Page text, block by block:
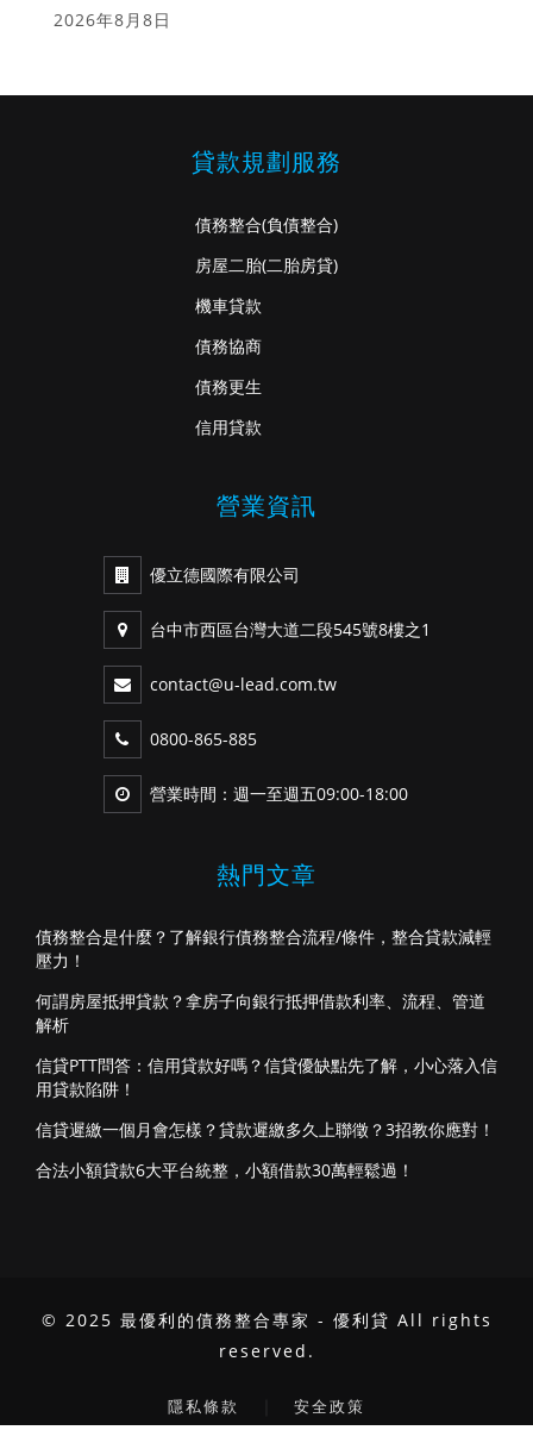
2026年8月8日
貸款規劃服務
債務整合(負債整合)
房屋二胎(二胎房貸)
機車貸款
債務協商
債務更生
信用貸款
營業資訊
優立德國際有限公司
台中市西區台灣大道二段545號8樓之1
contact@u-lead.com.tw
0800-865-885
營業時間：週一至週五09:00-18:00
熱門文章
債務整合是什麼？了解銀行債務整合流程/條件，整合貸款減輕
壓力！
何謂房屋抵押貸款？拿房子向銀行抵押借款利率、流程、管道
解析
信貸PTT問答：信用貸款好嗎？信貸優缺點先了解，小心落入信
用貸款陷阱！
信貸遲繳一個月會怎樣？貸款遲繳多久上聯徵？3招教你應對！
合法小額貸款6大平台統整，小額借款30萬輕鬆過！
© 2025 最優利的債務整合專家 - 優利貸 All rights
reserved.
隱私條款 安全政策